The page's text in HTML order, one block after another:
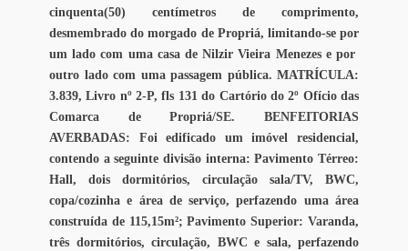
cinquenta(50) centímetros de comprimento,
desmembrado do morgado de Propriá, limitando-se por
um lado com uma casa de Nilzir Vieira Menezes e por
outro lado com uma passagem pública. MATRÍCULA:
3.839, Livro nº 2-P, fls 131 do Cartório do 2º Ofício das
Comarca de Propriá/SE. BENFEITORIAS
AVERBADAS: Foi edificado um imóvel residencial,
contendo a seguinte divisão interna: Pavimento Térreo:
Hall, dois dormitórios, circulação sala/TV, BWC,
copa/cozinha e área de serviço, perfazendo uma área
construída de 115,15m²; Pavimento Superior: Varanda,
três dormitórios, circulação, BWC e sala, perfazendo